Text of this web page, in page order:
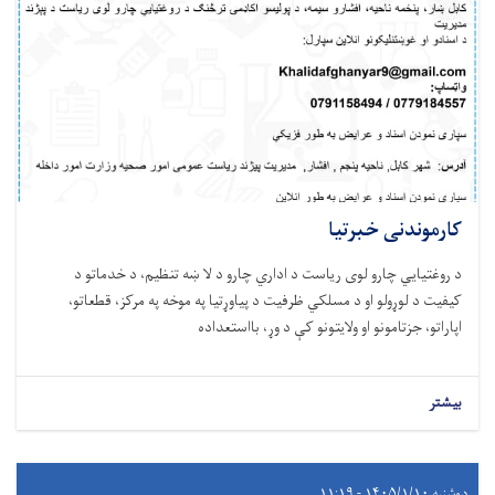
کارموندنی خبرتیا
د روغتيايي چارو لوی ریاست د اداري چارو د لا ښه تنظیم، د خدماتو د
کیفیت د لوړولو او د مسلکي ظرفیت د پیاوړتیا په موخه په مرکز، قطعاتو،
اپاراتو، جزتامونو او ولایتونو کې د وړ، بااستعداده
بیشتر